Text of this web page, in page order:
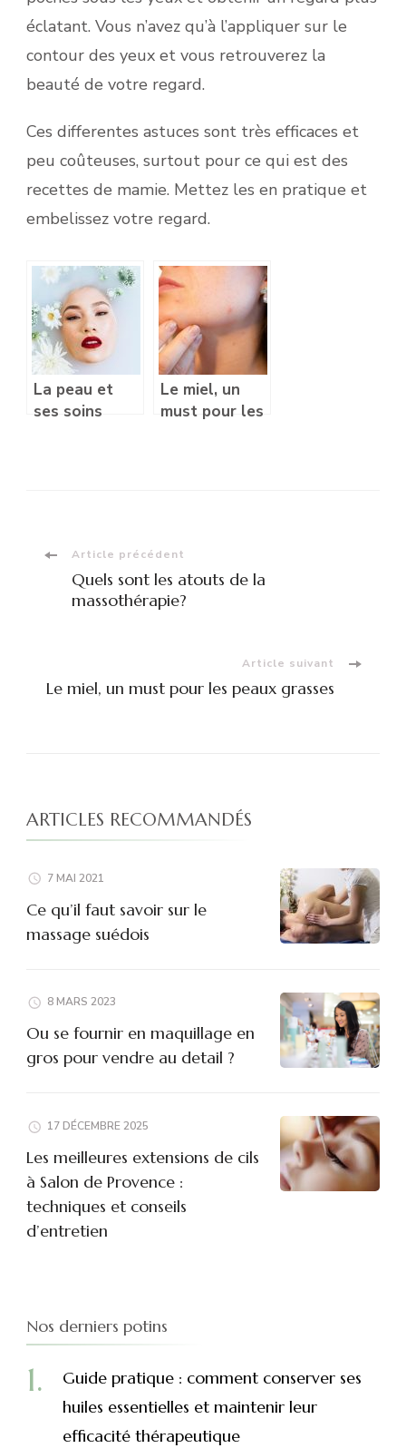
éclatant. Vous n’avez qu’à l’appliquer sur le
contour des yeux et vous retrouverez la
beauté de votre regard.
Ces differentes astuces sont très efficaces et
peu coûteuses, surtout pour ce qui est des
recettes de mamie. Mettez les en pratique et
embelissez votre regard.
La peau et
ses soins
Le miel, un
must pour les
Navigation
d'article
Article précédent
Quels sont les atouts de la
massothérapie?
Article suivant
Le miel, un must pour les peaux grasses
ARTICLES RECOMMANDÉS
7 MAI 2021
Ce qu’il faut savoir sur le
massage suédois
8 MARS 2023
Ou se fournir en maquillage en
gros pour vendre au detail ?
17 DÉCEMBRE 2025
Les meilleures extensions de cils
à Salon de Provence :
techniques et conseils
d’entretien
Nos derniers potins
Guide pratique : comment conserver ses
huiles essentielles et maintenir leur
efficacité thérapeutique